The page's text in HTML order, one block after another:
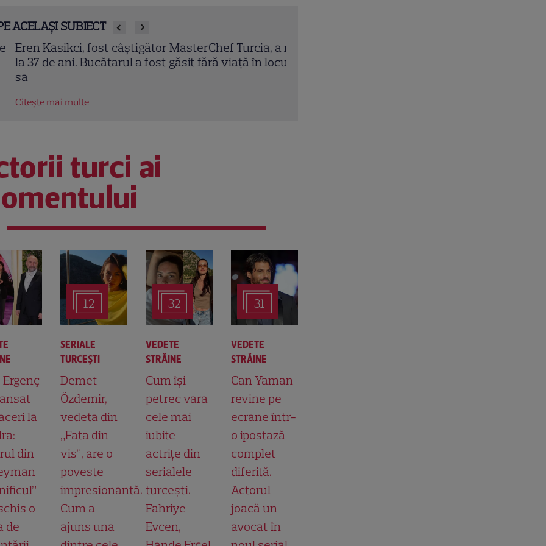
ACELAȘI SUBIECT
Kasikci, fost câștigător MasterChef Turcia, a murit
de ani. Bucătarul a fost găsit fără viață în locuința
mai multe
turci ai
la
din
o
de
12
SERIALE
TURCEŞTI
Demet
Özdemir,
vedeta din
„Fata din
vis”, are o
poveste
impresionantă.
Cum a
ajuns una
32
VEDETE
STRĂINE
Cum își
petrec vara
cele mai
iubite
actrițe din
serialele
turcești.
Fahriye
Evcen,
31
VEDETE
STRĂINE
Can Yaman
revine pe
ecrane într-
o ipostază
complet
diferită.
Actorul
joacă un
avocat în